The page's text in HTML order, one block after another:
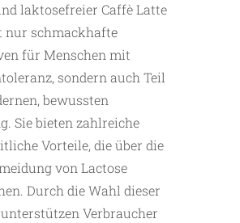
laktosefreier Caffè Latte
nur schmackhafte
für Menschen mit
sondern auch Teil
bewussten
Sie bieten zahlreiche
Vorteile, die über die
von Lactose
Durch die Wahl dieser
Verbraucher